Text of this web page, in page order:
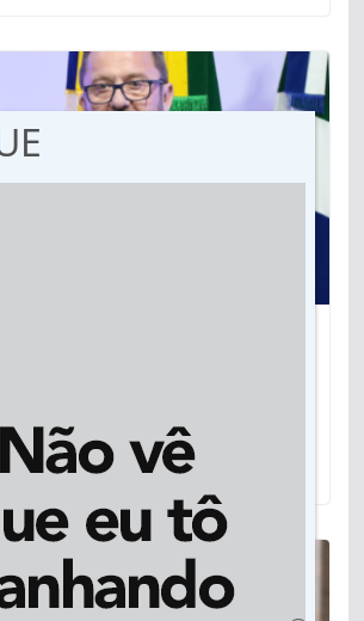
vereador Laudir luta
segurança viária e
públicos